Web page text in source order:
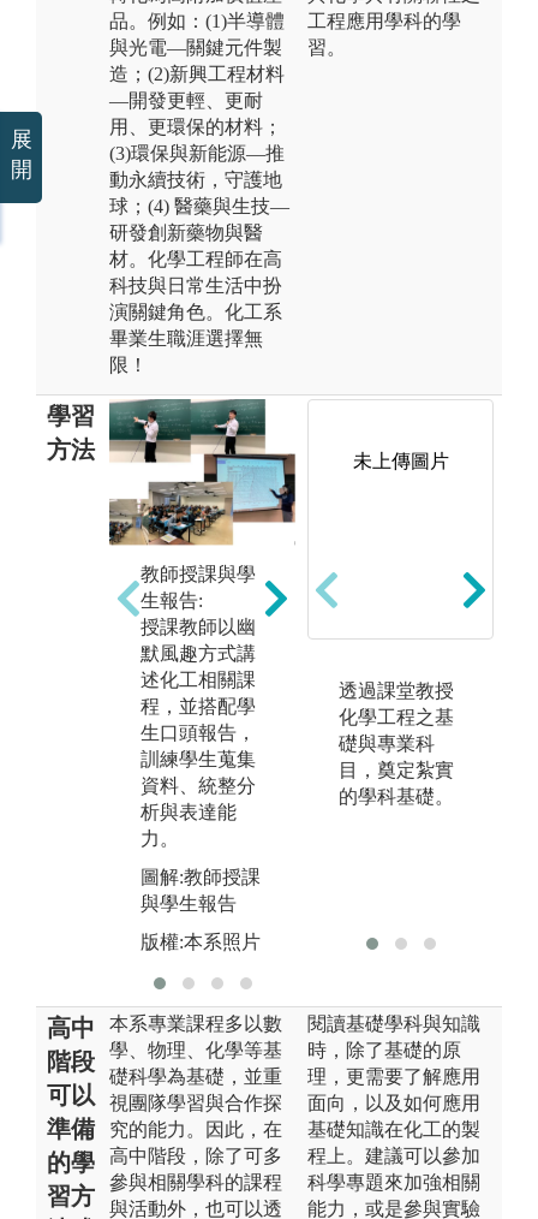
品。例如：(1)半導體
與光電—關鍵元件製
造；(2)新興工程材料
—開發更輕、更耐
用、更環保的材料；
(3)環保與新能源—推
動永續技術，守護地
球；(4) 醫藥與生技—
研發創新藥物與醫
材。化學工程師在高
科技與日常生活中扮
演關鍵角色。化工系
畢業生職涯選擇無
限！
工程應用學科的學
習。
學習
方法
教師授課與學
生報告:
授課教師以幽
默風趣方式講
述化工相關課
程，並搭配學
生口頭報告，
訓練學生蒐集
資料、統整分
析與表達能
力。
圖解:教師授課
與學生報告
版權:本系照片
習實作技能，
主題之學理以
決實際的工程
問題。
圖解:實驗實作
實習
未上傳圖片
透過課堂教授
化學工程之基
礎與專業科
目，奠定紮實
的學科基礎。
高中
階段
可以
準備
的學
習方
本系專業課程多以數
學、物理、化學等基
礎科學為基礎，並重
視團隊學習與合作探
究的能力。因此，在
高中階段，除了可多
參與相關學科的課程
與活動外，也可以透
閱讀基礎學科與知識
時，除了基礎的原
理，更需要了解應用
面向，以及如何應用
基礎知識在化工的製
程上。建議可以參加
科學專題來加強相關
能力，或是參與實驗
展
開